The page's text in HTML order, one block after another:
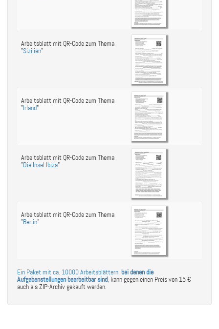
Arbeitsblatt mit QR-Code zum Thema
"Sizilien"
Arbeitsblatt mit QR-Code zum Thema
"Irland"
Arbeitsblatt mit QR-Code zum Thema
"Die Insel Ibiza"
Arbeitsblatt mit QR-Code zum Thema
"Berlin"
Ein Paket mit ca. 10000 Arbeitsblättern, bei denen die
Aufgabenstellungen bearbeitbar sind, kann gegen einen Preis von 15 €
auch als ZIP-Archiv gekauft werden.